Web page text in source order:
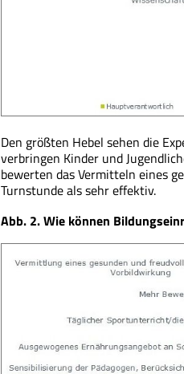
Den größten Hebel sehen die
verbringen Kinder und
bewerten das Vermitteln eines
Turnstunde als sehr effektiv.
Abb. 2. Wie können